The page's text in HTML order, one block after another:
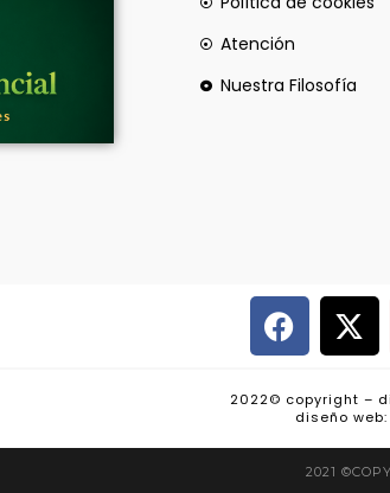
Atención
Nuestra Filosofía
2022© copyright –
diseño
2021